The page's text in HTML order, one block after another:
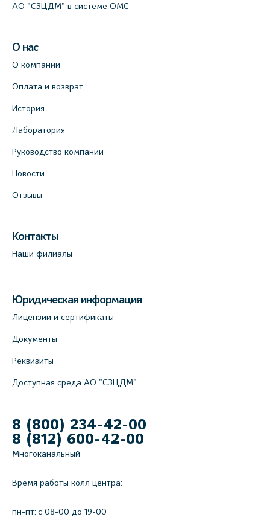
АО "СЗЦДМ" в системе ОМС
О нас
О компании
Оплата и возврат
История
Лаборатория
Руководство компании
Новости
Отзывы
Контакты
Наши филиалы
Юридическая информация
Лицензии и сертификаты
Документы
Реквизиты
Доступная среда АО "СЗЦДМ"
8 (800) 234-42-00
8 (812) 600-42-00
Многоканальный
Время работы колл центра:
пн-пт: c 08-00 до 19-00